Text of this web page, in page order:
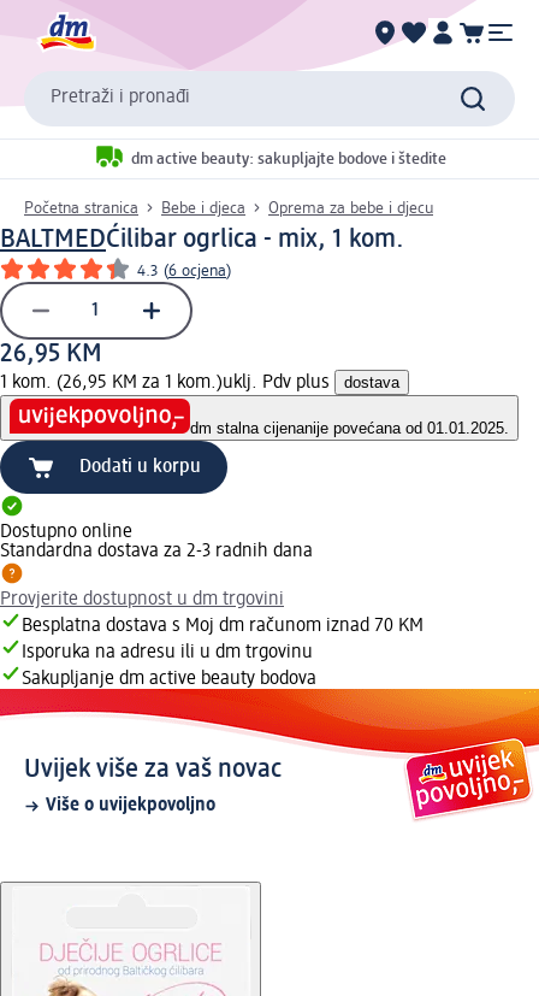
Pretraži i pronađi
dm active beauty: sakupljajte bodove i štedite
Početna stranica Bebe i djeca Oprema za bebe i djecu
BALTMEDĆilibar ogrlica - mix, 1 kom.
4.3 (6 ocjena)
26,95 KM
1 kom. (26,95 KM za 1 kom.)uklj. Pdv plus dostava
dm stalna cijenanije povećana od 01.01.2025.
Dodati u korpu
Dostupno online
Standardna dostava za 2-3 radnih dana
Provjerite dostupnost u dm trgovini
Besplatna dostava s Moj dm računom iznad 70 KM
Isporuka na adresu ili u dm trgovinu
Sakupljanje dm active beauty bodova
Uvijek više za vaš novac
Više o uvijekpovoljno